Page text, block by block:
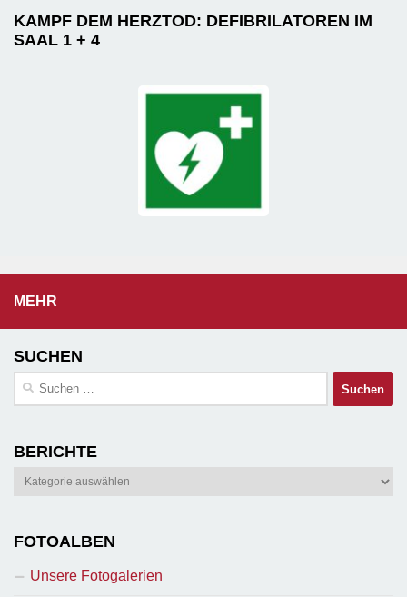
KAMPF DEM HERZTOD: DEFIBRILATOREN IM
SAAL 1 + 4
MEHR
SUCHEN
Suchen
BERICHTE
Berichte
FOTOALBEN
Unsere Fotogalerien